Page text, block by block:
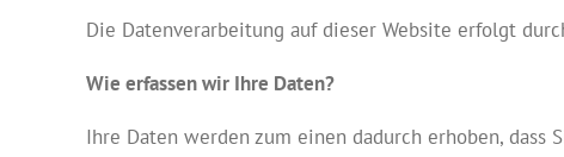
Die Datenverarbeitung auf dieser Website erfolgt
Wie erfassen wir Ihre Daten?
Ihre Daten werden zum einen dadurch erhoben,